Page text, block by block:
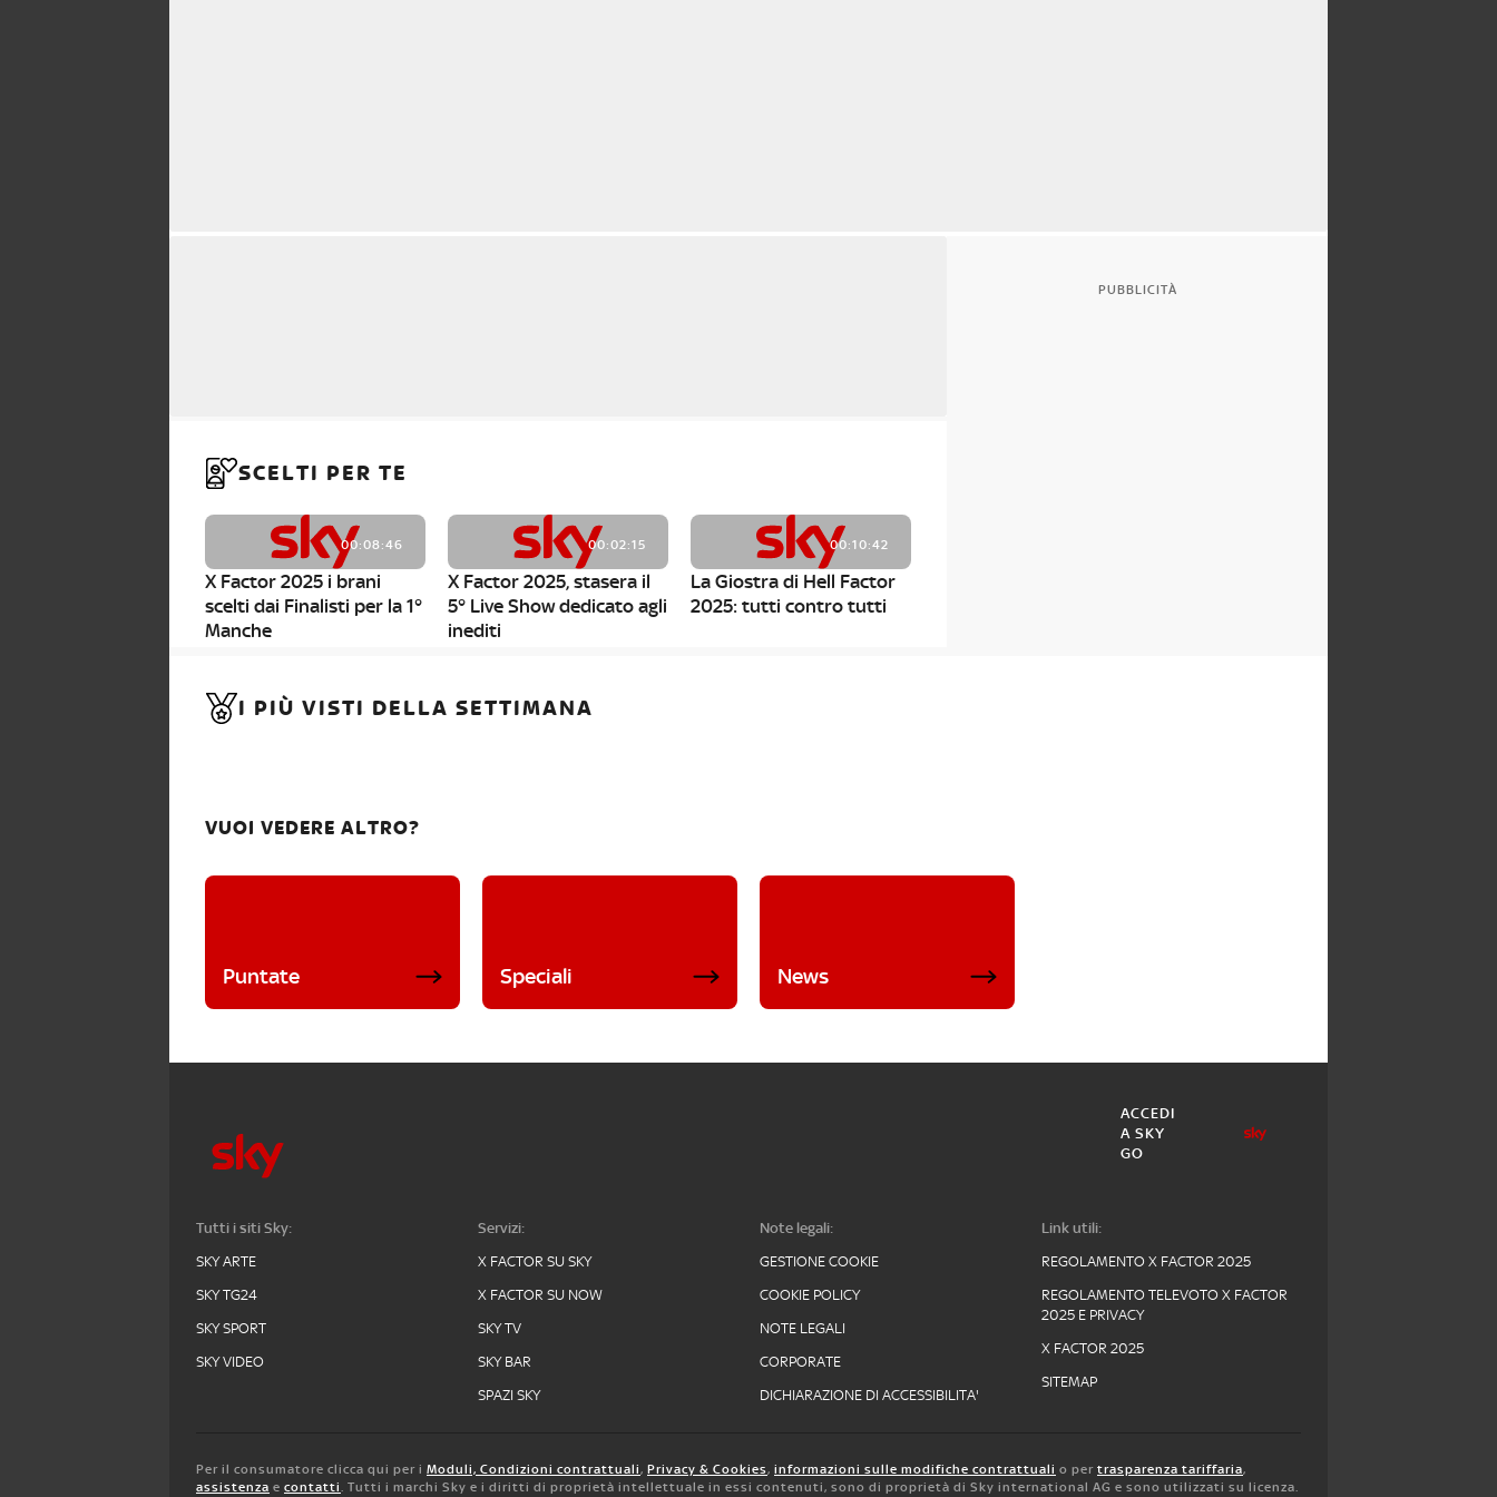
SCELTI PER TE
00:08:46
X Factor 2025 i brani
scelti dai Finalisti per la 1°
Manche
00:02:15
X Factor 2025, stasera il
5° Live Show dedicato agli
inediti
00:10:42
La Giostra di Hell Factor
2025: tutti contro tutti
PUBBLICITÀ
I PIÙ VISTI DELLA SETTIMANA
VUOI VEDERE ALTRO?
Puntate Speciali News
ACCEDI
A SKY
GO
Tutti i siti Sky:
SKY ARTE
SKY TG24
SKY SPORT
SKY VIDEO
Servizi:
X FACTOR SU SKY
X FACTOR SU NOW
SKY TV
SKY BAR
SPAZI SKY
Note legali:
GESTIONE COOKIE
COOKIE POLICY
NOTE LEGALI
CORPORATE
DICHIARAZIONE DI ACCESSIBILITA'
Link utili:
REGOLAMENTO X FACTOR 2025
REGOLAMENTO TELEVOTO X FACTOR
2025 E PRIVACY
X FACTOR 2025
SITEMAP
Per il consumatore clicca qui per i Moduli, Condizioni contrattuali, Privacy & Cookies, informazioni sulle modifiche contrattuali o per trasparenza tariffaria,
assistenza e contatti. Tutti i marchi Sky e i diritti di proprietà intellettuale in essi contenuti, sono di proprietà di Sky international AG e sono utilizzati su licenza.